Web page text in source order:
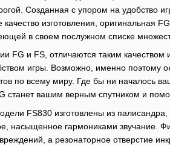
Созданная с упором на удобство
изготовления, оригинальная
в своем послужном списке
FG и FS, отличаются таким качеством
игры. Возможно, именно поэтому
по всему миру. Где бы ни началось
станет вашим верным спутником и
FS830 изготовлены из палисандра,
насыщенное гармониками звучание.
а резонаторное отверстие